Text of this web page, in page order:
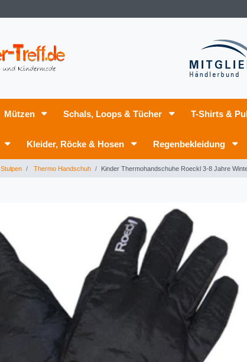
Mützen Schals, Loops & Tücher T-Shirts &
Kleider, Röcke & Hosen Regenbekleidung
Thermo Handschuh Kinder Thermohandschuhe Roeckl 3-8 Jahre